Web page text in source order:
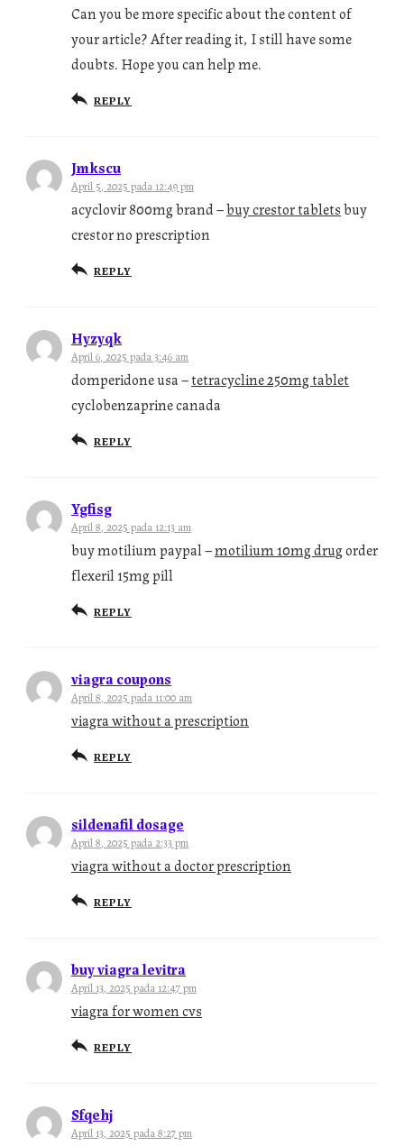
Can you be more specific about the content of
your article? After reading it, I still have some
doubts. Hope you can help me.
REPLY
Jmkscu
April 5, 2025 pada 12:49 pm
acyclovir 800mg brand –buy crestor tabletsbuy
crestor no prescription
REPLY
Hyzyqk
April 6, 2025 pada 3:46 am
domperidone usa –tetracycline 250mg tablet
cyclobenzaprine canada
REPLY
Ygfisg
April 8, 2025 pada 12:13 am
buy motilium paypal –motilium 10mg drugorder
flexeril 15mg pill
REPLY
viagra coupons
April 8, 2025 pada 11:00 am
viagra without a prescription
REPLY
sildenafil dosage
April 8, 2025 pada 2:33 pm
viagra without a doctor prescription
REPLY
buy viagra levitra
April 13, 2025 pada 12:47 pm
viagra for women cvs
REPLY
Sfqehj
April 13, 2025 pada 8:27 pm